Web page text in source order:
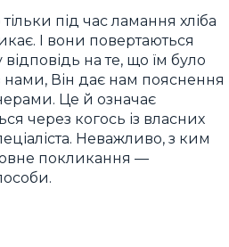
під час ламання хліба
І вони повертаються
на те, що їм було
нами, Він дає нам пояснення
Це й означає
через когось із власних
Неважливо, з ким
покликання —